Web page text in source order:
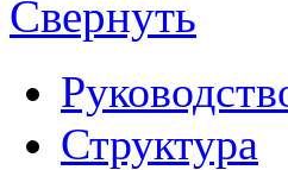
Структура